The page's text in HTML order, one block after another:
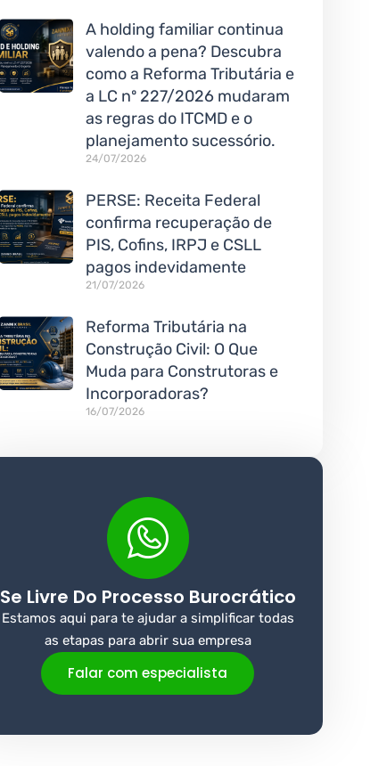
A holding familiar continua
valendo a pena? Descubra
como a Reforma Tributária e
a LC nº 227/2026 mudaram
as regras do ITCMD e o
planejamento sucessório.
24/07/2026
PERSE: Receita Federal
confirma recuperação de
PIS, Cofins, IRPJ e CSLL
pagos indevidamente
21/07/2026
Reforma Tributária na
Construção Civil: O Que
Muda para Construtoras e
Incorporadoras?
16/07/2026
Se Livre Do Processo Burocrático
Estamos aqui para te ajudar a simplificar todas
as etapas para abrir sua empresa
Falar com especialista